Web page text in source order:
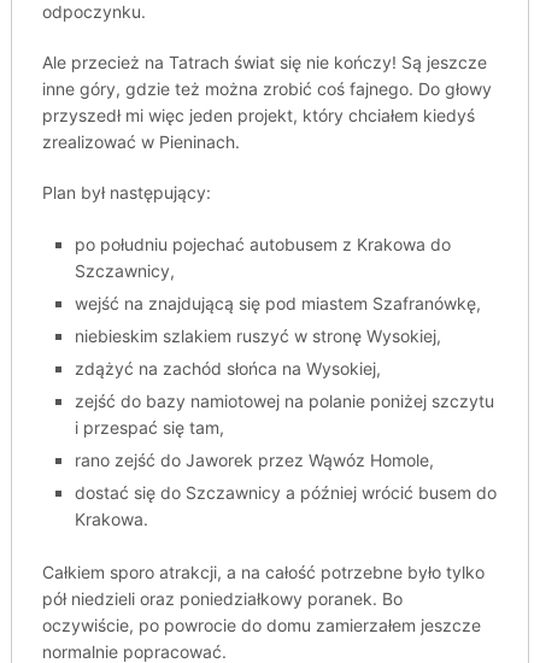
odpoczynku.
Ale przecież na Tatrach świat się nie kończy! Są jeszcze
inne góry, gdzie też można zrobić coś fajnego. Do głowy
przyszedł mi więc jeden projekt, który chciałem kiedyś
zrealizować w Pieninach.
Plan był następujący:
po południu pojechać autobusem z Krakowa do
Szczawnicy,
wejść na znajdującą się pod miastem Szafranówkę,
niebieskim szlakiem ruszyć w stronę Wysokiej,
zdążyć na zachód słońca na Wysokiej,
zejść do bazy namiotowej na polanie poniżej szczytu
i przespać się tam,
rano zejść do Jaworek przez Wąwóz Homole,
dostać się do Szczawnicy a później wrócić busem do
Krakowa.
Całkiem sporo atrakcji, a na całość potrzebne było tylko
pół niedzieli oraz poniedziałkowy poranek. Bo
oczywiście, po powrocie do domu zamierzałem jeszcze
normalnie popracować.